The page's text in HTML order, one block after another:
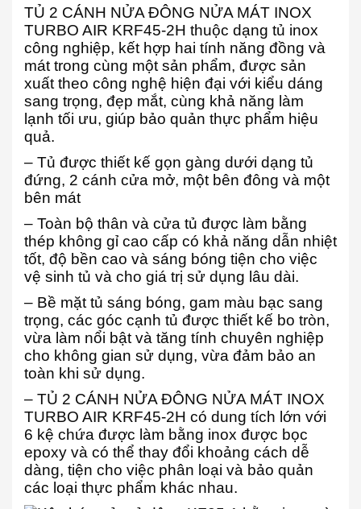
TỦ 2 CÁNH NỬA ĐÔNG NỬA MÁT INOX
TURBO AIR KRF45-2H thuộc dạng tủ inox
công nghiệp, kết hợp hai tính năng đồng và
mát trong cùng một sản phẩm, được sản
xuất theo công nghệ hiện đại với kiểu dáng
sang trọng, đẹp mắt, cùng khả năng làm
lạnh tối ưu, giúp bảo quản thực phẩm hiệu
quả.
– Tủ được thiết kế gọn gàng dưới dạng tủ
đứng, 2 cánh cửa mở, một bên đông và một
bên mát
– Toàn bộ thân và cửa tủ được làm bằng
thép không gỉ cao cấp có khả năng dẫn nhiệt
tốt, độ bền cao và sáng bóng tiện cho việc
vệ sinh tủ và cho giá trị sử dụng lâu dài.
– Bề mặt tủ sáng bóng, gam màu bạc sang
trọng, các góc cạnh tủ được thiết kế bo tròn,
vừa làm nổi bật và tăng tính chuyên nghiệp
cho không gian sử dụng, vừa đảm bảo an
toàn khi sử dụng.
– TỦ 2 CÁNH NỬA ĐÔNG NỬA MÁT INOX
TURBO AIR KRF45-2H có dung tích lớn với
6 kệ chứa được làm bằng inox được bọc
epoxy và có thể thay đổi khoảng cách dễ
dàng, tiện cho việc phân loại và bảo quản
các loại thực phẩm khác nhau.